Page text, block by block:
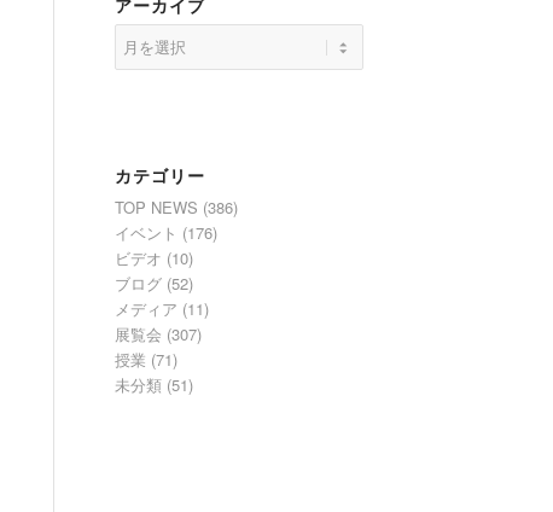
アーカイブ
カテゴリー
TOP NEWS (386)
イベント (176)
ビデオ (10)
ブログ(52)
メディア (11)
展覧会 (307)
授業 (71)
未分類(51)